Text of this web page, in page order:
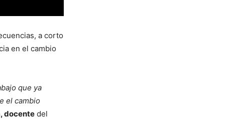
a corto
en el cambio
que ya
el cambio
docente del